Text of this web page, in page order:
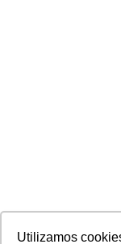
Utilizamos